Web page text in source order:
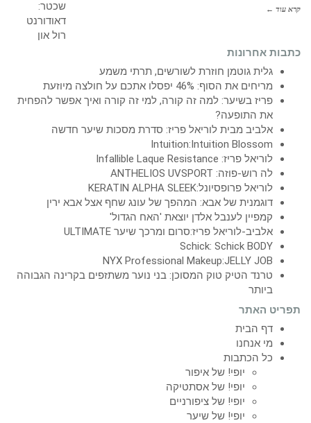
קרא עוד ←
כתבות אחרונות
גלית גוטמן חוזרת לשורשים, תרתי משמע
מריחים את הסוף: 46% יפסלו אתכם על חולצה מיוזעת
פריז בשיער: למה זה קורה, למי זה קורה ואיך אפשר להפחית
את התופעה?
אלביב מבית לוריאל פריז: סדרת מסכות שיער חדשה
Intuition:Intuition Blossom
לוריאל פריז: Infallible Laque Resistance
לה רוש-פוזה: ANTHELIOS UVSPORT
לוריאל פרופסיונל:KERATIN ALPHA SLEEK
דוגמנית של אבא: המהפך של עונג שחף אצל אבא ירין
קמפיין לענבל אלדן יוצאת 'האח הגדול'
אלביב-לוריאל פריז:סרום ומרכך שיער ULTIMATE
Schick: Schick BODY
NYX Professional Makeup:JELLY JOB
טרנד הטיק טוק המסוכן: בני נוער משתזפים בקרינה הגבוהה
ביותר
תפריט האתר
דף הבית
מי אנחנו
כל הכתבות
יופי! של איפור
יופי! של אסתטיקה
יופי! של ציפורניים
יופי! של שיער